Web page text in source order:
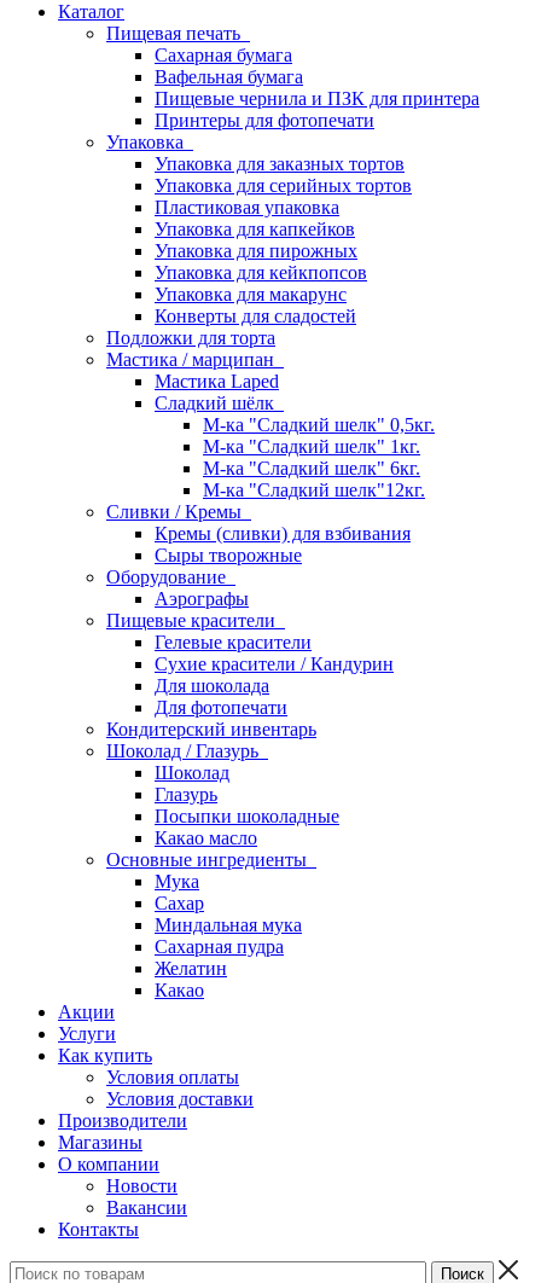
Каталог
Пищевая печать
Сахарная бумага
Вафельная бумага
Пищевые чернила и ПЗК для принтера
Принтеры для фотопечати
Упаковка
Упаковка для заказных тортов
Упаковка для серийных тортов
Пластиковая упаковка
Упаковка для капкейков
Упаковка для пирожных
Упаковка для кейкпопсов
Упаковка для макарунс
Конверты для сладостей
Подложки для торта
Мастика / марципан
Мастика Laped
Сладкий шёлк
М-ка "Сладкий шелк" 0,5кг.
М-ка "Сладкий шелк" 1кг.
М-ка "Сладкий шелк" 6кг.
М-ка "Сладкий шелк"12кг.
Сливки / Кремы
Кремы (сливки) для взбивания
Сыры творожные
Оборудование
Аэрографы
Пищевые красители
Гелевые красители
Сухие красители / Кандурин
Для шоколада
Для фотопечати
Кондитерский инвентарь
Шоколад / Глазурь
Шоколад
Глазурь
Посыпки шоколадные
Какао масло
Основные ингредиенты
Мука
Сахар
Миндальная мука
Сахарная пудра
Желатин
Какао
Акции
Услуги
Как купить
Условия оплаты
Условия доставки
Производители
Магазины
О компании
Новости
Вакансии
Контакты